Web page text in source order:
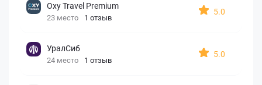
Oxy Travel Premium
23 место 1 отзыв
5.0
УралСиб
24 место 1 отзыв
5.0